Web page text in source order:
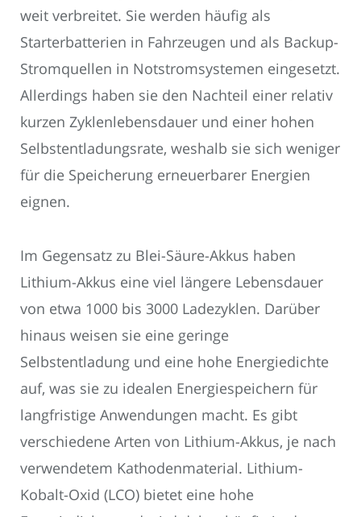
weit verbreitet. Sie werden häufig als
Starterbatterien in Fahrzeugen und als Backup-
Stromquellen in Notstromsystemen eingesetzt.
Allerdings haben sie den Nachteil einer relativ
kurzen Zyklenlebensdauer und einer hohen
Selbstentladungsrate, weshalb sie sich weniger
für die Speicherung erneuerbarer Energien
eignen.
Im Gegensatz zu Blei-Säure-Akkus haben
Lithium-Akkus eine viel längere Lebensdauer
von etwa 1000 bis 3000 Ladezyklen. Darüber
hinaus weisen sie eine geringe
Selbstentladung und eine hohe Energiedichte
auf, was sie zu idealen Energiespeichern für
langfristige Anwendungen macht. Es gibt
verschiedene Arten von Lithium-Akkus, je nach
verwendetem Kathodenmaterial. Lithium-
Kobalt-Oxid (LCO) bietet eine hohe